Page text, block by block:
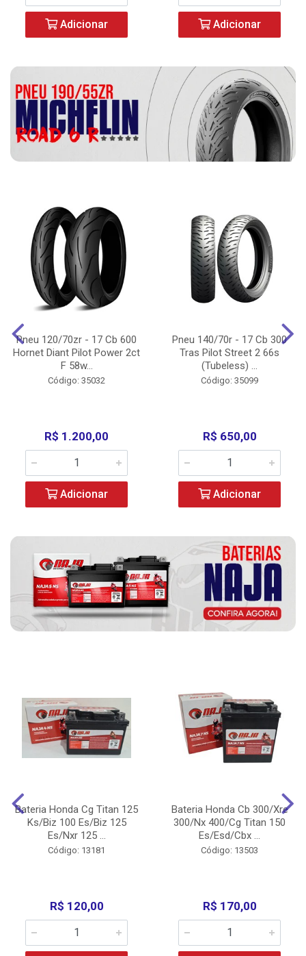
Adicionar Adicionar
Pneu 120/70zr - 17 Cb 600
Hornet Diant Pilot Power 2ct
F 58w...
Código: 35032
R$ 1.200,00
Adicionar
Pneu 140/70r - 17 Cb 300
Tras Pilot Street 2 66s
(Tubeless) ...
Código: 35099
R$ 650,00
Adicionar
Bateria Honda Cg Titan 125
Ks/Biz 100 Es/Biz 125
Es/Nxr 125 ...
Código: 13181
R$ 120,00
Bateria Honda Cb 300/Xre
300/Nx 400/Cg Titan 150
Es/Esd/Cbx ...
Código: 13503
R$ 170,00